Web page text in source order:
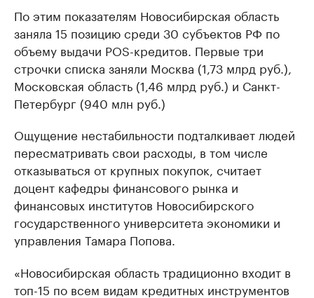
По этим показателям Новосибирская область
заняла 15 позицию среди 30 субъектов РФ по
объему выдачи POS-кредитов. Первые три
строчки списка заняли Москва (1,73 млрд руб.),
Московская область (1,46 млрд руб.) и Санкт-
Петербург (940 млн руб.)
Ощущение нестабильности подталкивает людей
пересматривать свои расходы, в том числе
отказываться от крупных покупок, считает
доцент кафедры финансового рынка и
финансовых институтов Новосибирского
государственного университета экономики и
управления Тамара Попова.
«Новосибирская область традиционно входит в
топ-15 по всем видам кредитных инструментов